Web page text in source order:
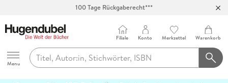
100 Tage Rückgaberecht***
Hugendubel
Menu
Filiale Konto Merkzettel Warenkorb